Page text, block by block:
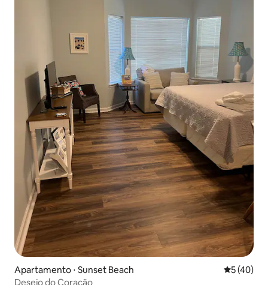
Apartamento ⋅ Sunset Beach 5 de uma
5 (40)
Desejo do Coração